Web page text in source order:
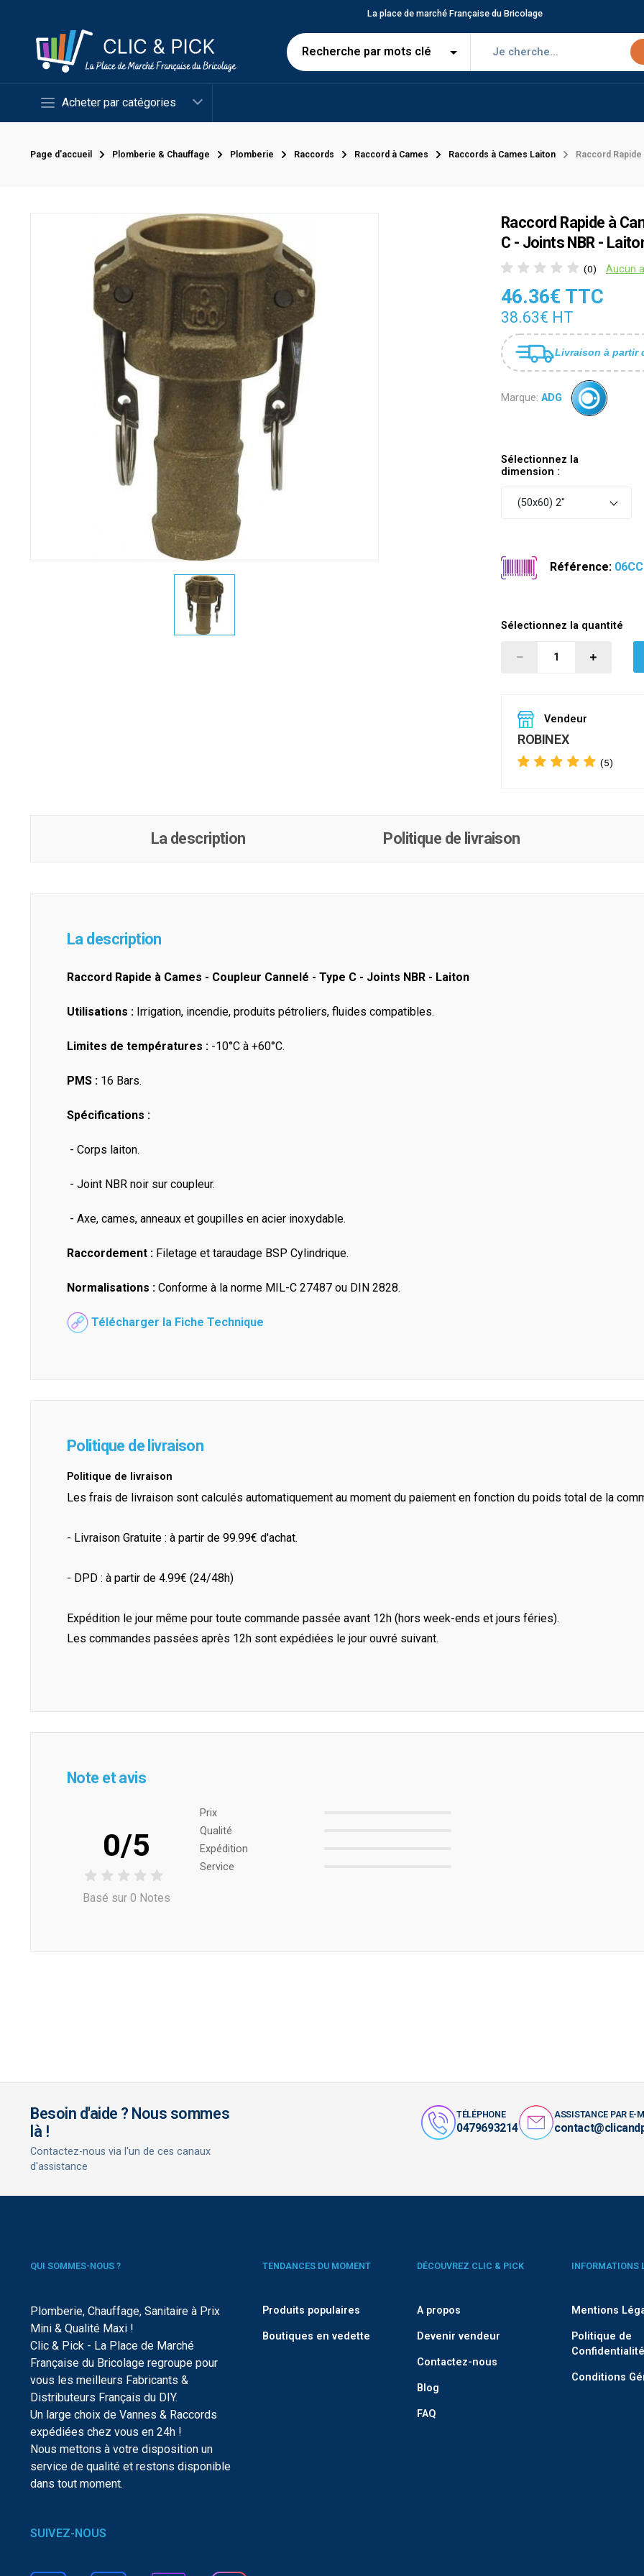
La place de marché Française du Bricolage
Acheter par catégories
Page d'accueil Plomberie & Chauffage Plomberie Raccords Raccord à Cames Raccords à Cames Laiton Raccord
Raccord Rapide à
C - Joints NBR -
(0) Aucun
46.36€ TTC
38.63€ HT
Livraison à partir
Marque: ADG
Sélectionnez la
dimension :
(50x60) 2"
Référence:
Sélectionnez la quantité
Vendeur
ROBINEX
(5)
La description Politique de livraison
La description
Raccord Rapide à Cames - Coupleur Cannelé - Type C - Joints NBR - Laiton
Utilisations : Irrigation, incendie, produits pétroliers, fluides compatibles.
Limites de températures : -10°C à +60°C.
PMS : 16 Bars.
Spécifications :
- Corps laiton.
- Joint NBR noir sur coupleur.
- Axe, cames, anneaux et goupilles en acier inoxydable.
Raccordement : Filetage et taraudage BSP Cylindrique.
Normalisations : Conforme à la norme MIL-C 27487 ou DIN 2828.
Télécharger la Fiche Technique
Politique de livraison
Politique de livraison
Les frais de livraison sont calculés automatiquement au moment du paiement en fonction du poids total de la
- Livraison Gratuite : à partir de 99.99€ d'achat.
- DPD : à partir de 4.99€ (24/48h)
Expédition le jour même pour toute commande passée avant 12h (hors week-ends et jours féries).
Les commandes passées après 12h sont expédiées le jour ouvré suivant.
Note et avis
0/5
Basé sur 0 Notes
Prix ​​
Qualité
Expédition
Service
Besoin d'aide ? Nous sommes
là !
Contactez-nous via l'un de ces canaux
d'assistance
TÉLÉPHONE
0479693214
ASSISTANCE PAR E-
QUI SOMMES-NOUS ?
Plomberie, Chauffage, Sanitaire à Prix
Mini & Qualité Maxi !
Clic & Pick - La Place de Marché
Française du Bricolage regroupe pour
vous les meilleurs Fabricants &
Distributeurs Français du DIY.
Un large choix de Vannes & Raccords
expédiées chez vous en 24h !
Nous mettons à votre disposition un
service de qualité et restons disponible
dans tout moment.
TENDANCES DU MOMENT
Produits populaires
Boutiques en vedette
DÉCOUVREZ CLIC & PICK
A propos
Devenir vendeur
Contactez-nous
Blog
FAQ
INFORMATIONS
Mentions
Politique de
Confidentialité
Conditions
SUIVEZ-NOUS